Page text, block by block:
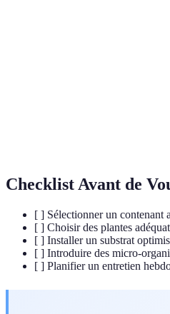
Checklist Avant de
[ ] Sélectionner un contenant
[ ] Choisir des plantes
[ ] Installer un substrat
[ ] Introduire des micro-
[ ] Planifier un entretien